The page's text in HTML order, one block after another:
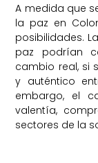
A medida que
la paz en
posibilidades.
paz podrían
cambio real, si
y auténtico
embargo, el
valentía,
sectores de la